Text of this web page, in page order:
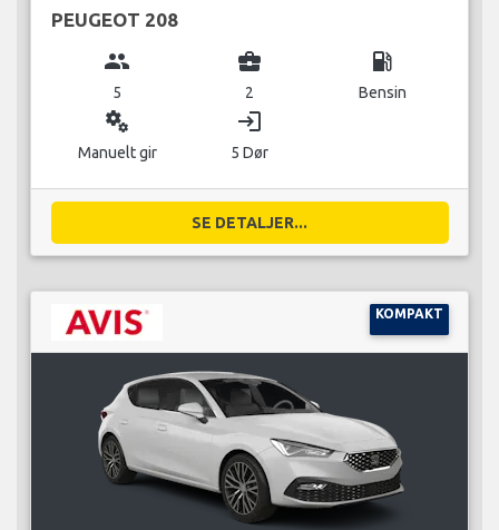
PEUGEOT 208
group
5
business_center
2
local_gas_station
Bensin
miscellaneous_services
Manuelt gir
login
5 Dør
SE DETALJER...
KOMPAKT